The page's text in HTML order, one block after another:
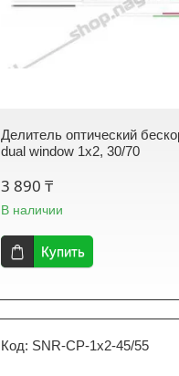
Делитель оптический
dual window 1х2, 30/70
3 890 ₸
В наличии
Купить
SNR-CP-1x2-45/55